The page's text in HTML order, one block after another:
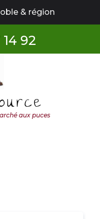
& région
92
aux puces